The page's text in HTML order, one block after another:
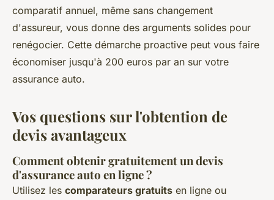
comparatif annuel, même sans changement
d'assureur, vous donne des arguments solides pour
renégocier. Cette démarche proactive peut vous faire
économiser jusqu'à 200 euros par an sur votre
assurance auto.
Vos questions sur l'obtention de
devis avantageux
Comment obtenir gratuitement un devis
d'assurance auto en ligne ?
Utilisez les comparateurs gratuits en ligne ou